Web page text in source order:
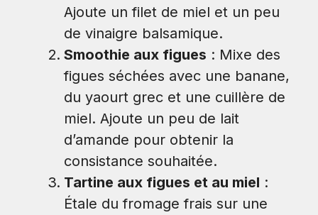
Ajoute un filet de miel et un peu
de vinaigre balsamique.
Smoothie aux figues : Mixe des
figues séchées avec une banane,
du yaourt grec et une cuillère de
miel. Ajoute un peu de lait
d’amande pour obtenir la
consistance souhaitée.
Tartine aux figues et au miel :
Étale du fromage frais sur une